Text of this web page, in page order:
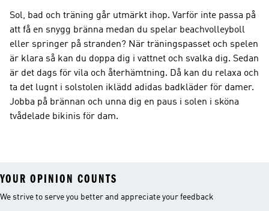
Sol, bad och träning går utmärkt ihop. Varför inte passa på
att få en snygg bränna medan du spelar beachvolleyboll
eller springer på stranden? När träningspasset och spelen
är klara så kan du doppa dig i vattnet och svalka dig. Sedan
är det dags för vila och återhämtning. Då kan du relaxa och
ta det lugnt i solstolen iklädd adidas badkläder för damer.
Jobba på brännan och unna dig en paus i solen i sköna
tvådelade bikinis för dam.
YOUR OPINION COUNTS
We strive to serve you better and appreciate your feedback